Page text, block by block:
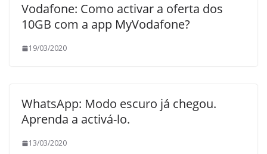
Vodafone: Como activar a oferta dos
10GB com a app MyVodafone?
19/03/2020
WhatsApp: Modo escuro já chegou.
Aprenda a activá-lo.
13/03/2020